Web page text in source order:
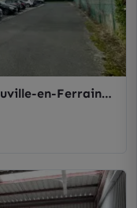
en-Ferrain